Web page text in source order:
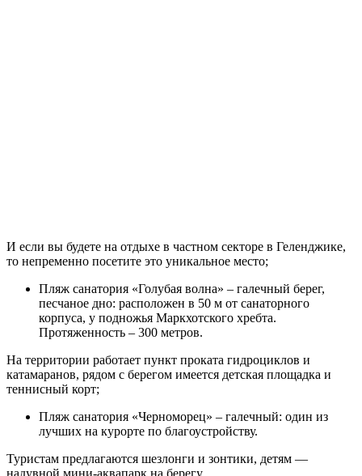
И если вы будете на отдыхе в частном секторе в Геленджике,
то непременно посетите это уникальное место;
Пляж санатория «Голубая волна» – галечный берег,
песчаное дно: расположен в 50 м от санаторного
корпуса, у подножья Маркхотского хребта.
Протяженность – 300 метров.
На территории работает пункт проката гидроциклов и
катамаранов, рядом с берегом имеется детская площадка и
теннисный корт;
Пляж санатория «Черноморец» – галечный: один из
лучших на курорте по благоустройству.
Туристам предлагаются шезлонги и зонтики, детям —
надувной мини-аквапарк на берегу.